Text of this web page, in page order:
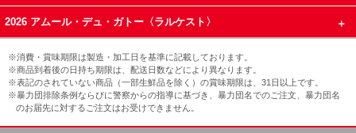
2026 アムール・デュ・ガトー〈ラルケスト〉
※消費・賞味期限は製造・加工日を基準に記載しております。
※商品到着後の日持ち期限は、配送日数などにより異なります。
※表記のされていない商品（一部生鮮品を除く）の賞味期限は、31日以上です。
※暴力団排除条例ならびに警察からの指導に基づき、暴力団名でのご注文、暴力団名
のお届先に対するご注文はお受けできません。